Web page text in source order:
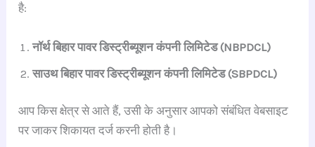
है:
नॉर्थ बिहार पावर डिस्ट्रीब्यूशन कंपनी लिमिटेड (NBPDCL)
साउथ बिहार पावर डिस्ट्रीब्यूशन कंपनी लिमिटेड (SBPDCL)
आप किस क्षेत्र से आते हैं, उसी के अनुसार आपको संबंधित वेबसाइट
पर जाकर शिकायत दर्ज करनी होती है।